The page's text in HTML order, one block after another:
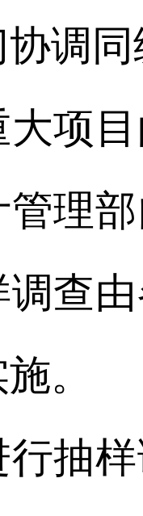
调
目
管理
调查
。
样